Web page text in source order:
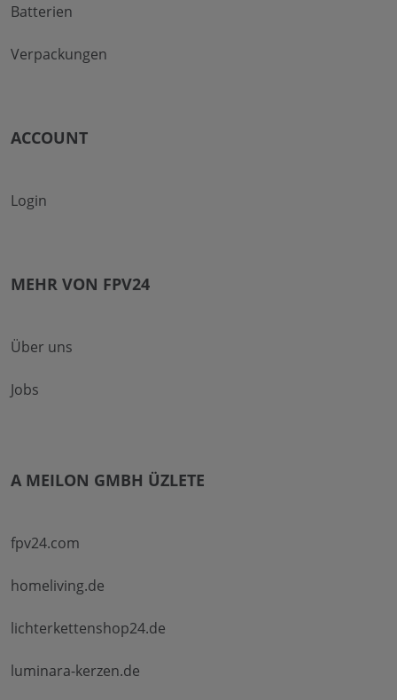
Batterien
Verpackungen
ACCOUNT
Login
MEHR VON FPV24
Über uns
Jobs
A MEILON GMBH ÜZLETE
fpv24.com
homeliving.de
lichterkettenshop24.de
luminara-kerzen.de